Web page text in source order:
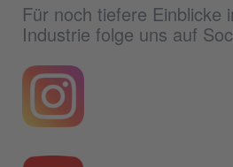
Für noch tiefere Einblicke
Industrie folge uns auf